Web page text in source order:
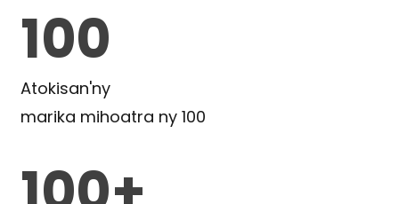
100
Atokisan'ny
marika mihoatra ny 100